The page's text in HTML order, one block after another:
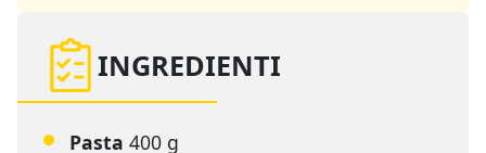
INGREDIENTI
Pasta 400 g